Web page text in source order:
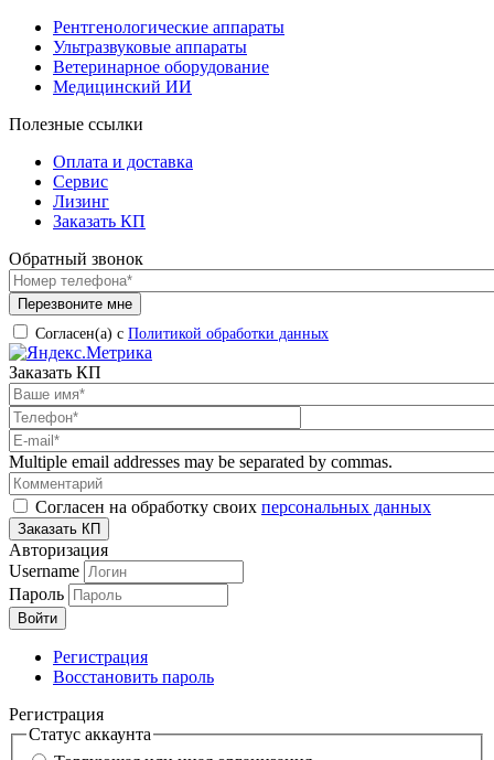
Рентгенологические аппараты
Ультразвуковые аппараты
Ветеринарное оборудование
Медицинский ИИ
Полезные ссылки
Оплата и доставка
Сервис
Лизинг
Заказать КП
Обратный звонок
Согласен(а) с Политикой обработки данных
Заказать КП
Multiple email addresses may be separated by commas.
Согласен на обработку своих персональных данных
Авторизация
Username
Пароль
Регистрация
Восстановить пароль
Регистрация
Статус аккаунта